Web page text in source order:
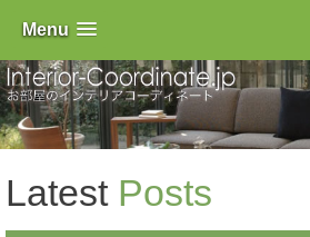
Menu
Latest Posts